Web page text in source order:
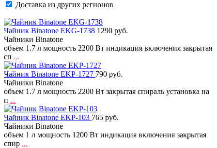
Доставка из других регионов
Чайник Binatone EKG-1738 1290 руб.
Чайники Binatone
объем 1.7 л мощность 2200 Вт индикация включения закрытая
сп ...
Чайник Binatone EKP-1727 790 руб.
Чайники Binatone
объем 1.7 л мощность 2200 Вт закрытая спираль установка на
п ...
Чайник Binatone EKP-103 765 руб.
Чайники Binatone
объем 1 л мощность 1200 Вт индикация включения закрытая
спир ...